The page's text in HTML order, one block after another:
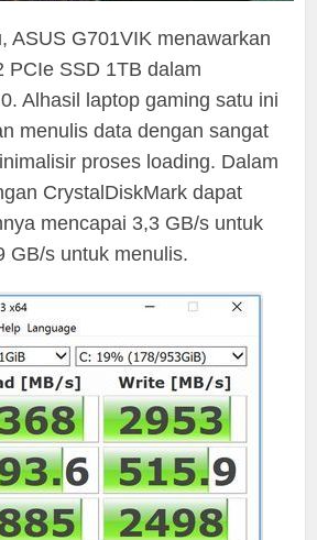
ASUS G701VIK menawarkan
PCIe SSD 1TB dalam
Alhasil laptop gaming satu ini
menulis data dengan sangat
proses loading. Dalam
CrystalDiskMark dapat
mencapai 3,3 GB/s untuk
GB/s untuk menulis.